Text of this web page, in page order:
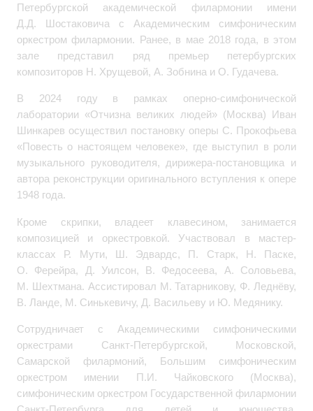
Петербургской академической филармонии имени
Д.Д. Шостаковича с Академическим симфоническим
оркестром филармонии. Ранее, в мае 2018 года, в этом
зале представил ряд премьер петербургских
композиторов Н. Хрущевой, А. Зобнина и О. Гудачева.
В 2024 году в рамках оперно-симфонической
лаборатории «Отчизна великих людей» (Москва) Иван
Шинкарев осуществил постановку оперы С. Прокофьева
«Повесть о настоящем человеке», где выступил в роли
музыкального руководителя, дирижера-постановщика и
автора реконструкции оригинального вступления к опере
1948 года.
Кроме скрипки, владеет клавесином, занимается
композицией и оркестровкой. Участвовал в мастер-
классах Р. Мути, Ш. Эдвардс, П. Старк, Н. Паске,
О. Ферейра, Д. Уилсон, В. Федосеева, А. Соловьева,
М. Шехтмана. Ассистировал М. Татарникову, Ф. Леднёву,
В. Ланде, М. Синькевичу, Д. Васильеву и Ю. Медянику.
Сотрудничает с Академическими симфоническими
оркестрами Санкт-Петербургской, Московской,
Самарской филармоний, Большим симфоническим
оркестром имении П.И. Чайковского (Москва),
симфоническим оркестром Государственной филармонии